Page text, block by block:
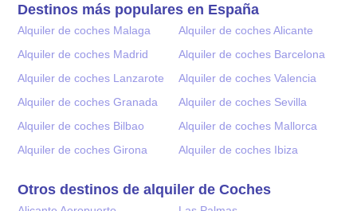
Destinos más populares en España
Alquiler de coches Malaga
Alquiler de coches Alicante
Alquiler de coches Madrid
Alquiler de coches Barcelona
Alquiler de coches Lanzarote
Alquiler de coches Valencia
Alquiler de coches Granada
Alquiler de coches Sevilla
Alquiler de coches Bilbao
Alquiler de coches Mallorca
Alquiler de coches Girona
Alquiler de coches Ibiza
Otros destinos de alquiler de Coches